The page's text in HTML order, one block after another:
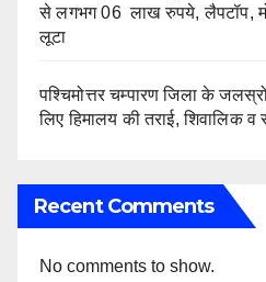
से लगभग 06 लाख रुपये, लैपटॉप,
लूटा
पश्चिमोत्तर चम्पारण जिला के
लिए हिमालय की तराई, शिवालिक
Recent Comments
No comments to show.